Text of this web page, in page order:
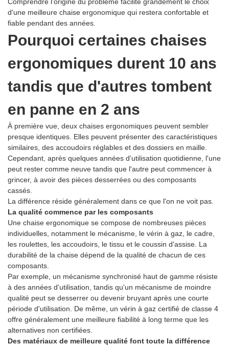
Comprendre l'origine du problème facilite grandement le choix
d'une meilleure chaise ergonomique qui restera confortable et
fiable pendant des années.
Pourquoi certaines chaises
ergonomiques durent 10 ans
tandis que d'autres tombent
en panne en 2 ans
À première vue, deux chaises ergonomiques peuvent sembler
presque identiques. Elles peuvent présenter des caractéristiques
similaires, des accoudoirs réglables et des dossiers en maille.
Cependant, après quelques années d'utilisation quotidienne, l'une
peut rester comme neuve tandis que l'autre peut commencer à
grincer, à avoir des pièces desserrées ou des composants
cassés.
La différence réside généralement dans ce que l'on ne voit pas.
La qualité commence par les composants
Une chaise ergonomique se compose de nombreuses pièces
individuelles, notamment le mécanisme, le vérin à gaz, le cadre,
les roulettes, les accoudoirs, le tissu et le coussin d'assise. La
durabilité de la chaise dépend de la qualité de chacun de ces
composants.
Par exemple, un mécanisme synchronisé haut de gamme résiste
à des années d'utilisation, tandis qu'un mécanisme de moindre
qualité peut se desserrer ou devenir bruyant après une courte
période d'utilisation. De même, un vérin à gaz certifié de classe 4
offre généralement une meilleure fiabilité à long terme que les
alternatives non certifiées.
Des matériaux de meilleure qualité font toute la différence